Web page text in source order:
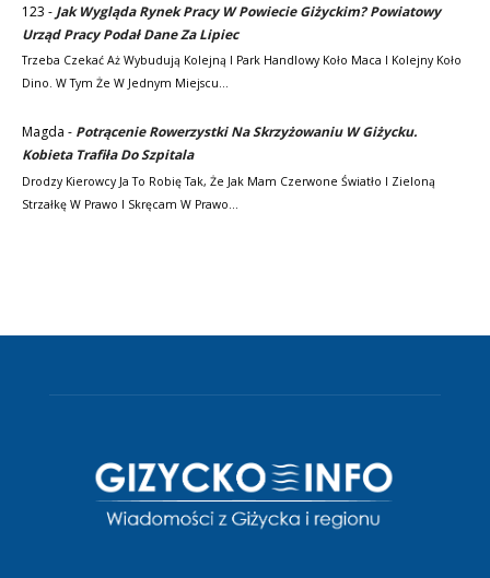
123 - Jak Wygląda Rynek Pracy W Powiecie Giżyckim? Powiatowy
Urząd Pracy Podał Dane Za Lipiec
Trzeba Czekać Aż Wybudują Kolejną I Park Handlowy Koło Maca I Kolejny Koło
Dino. W Tym Że W Jednym Miejscu…
Magda - Potrącenie Rowerzystki Na Skrzyżowaniu W Giżycku.
Kobieta Trafiła Do Szpitala
Drodzy Kierowcy Ja To Robię Tak, Że Jak Mam Czerwone Światło I Zieloną
Strzałkę W Prawo I Skręcam W Prawo…